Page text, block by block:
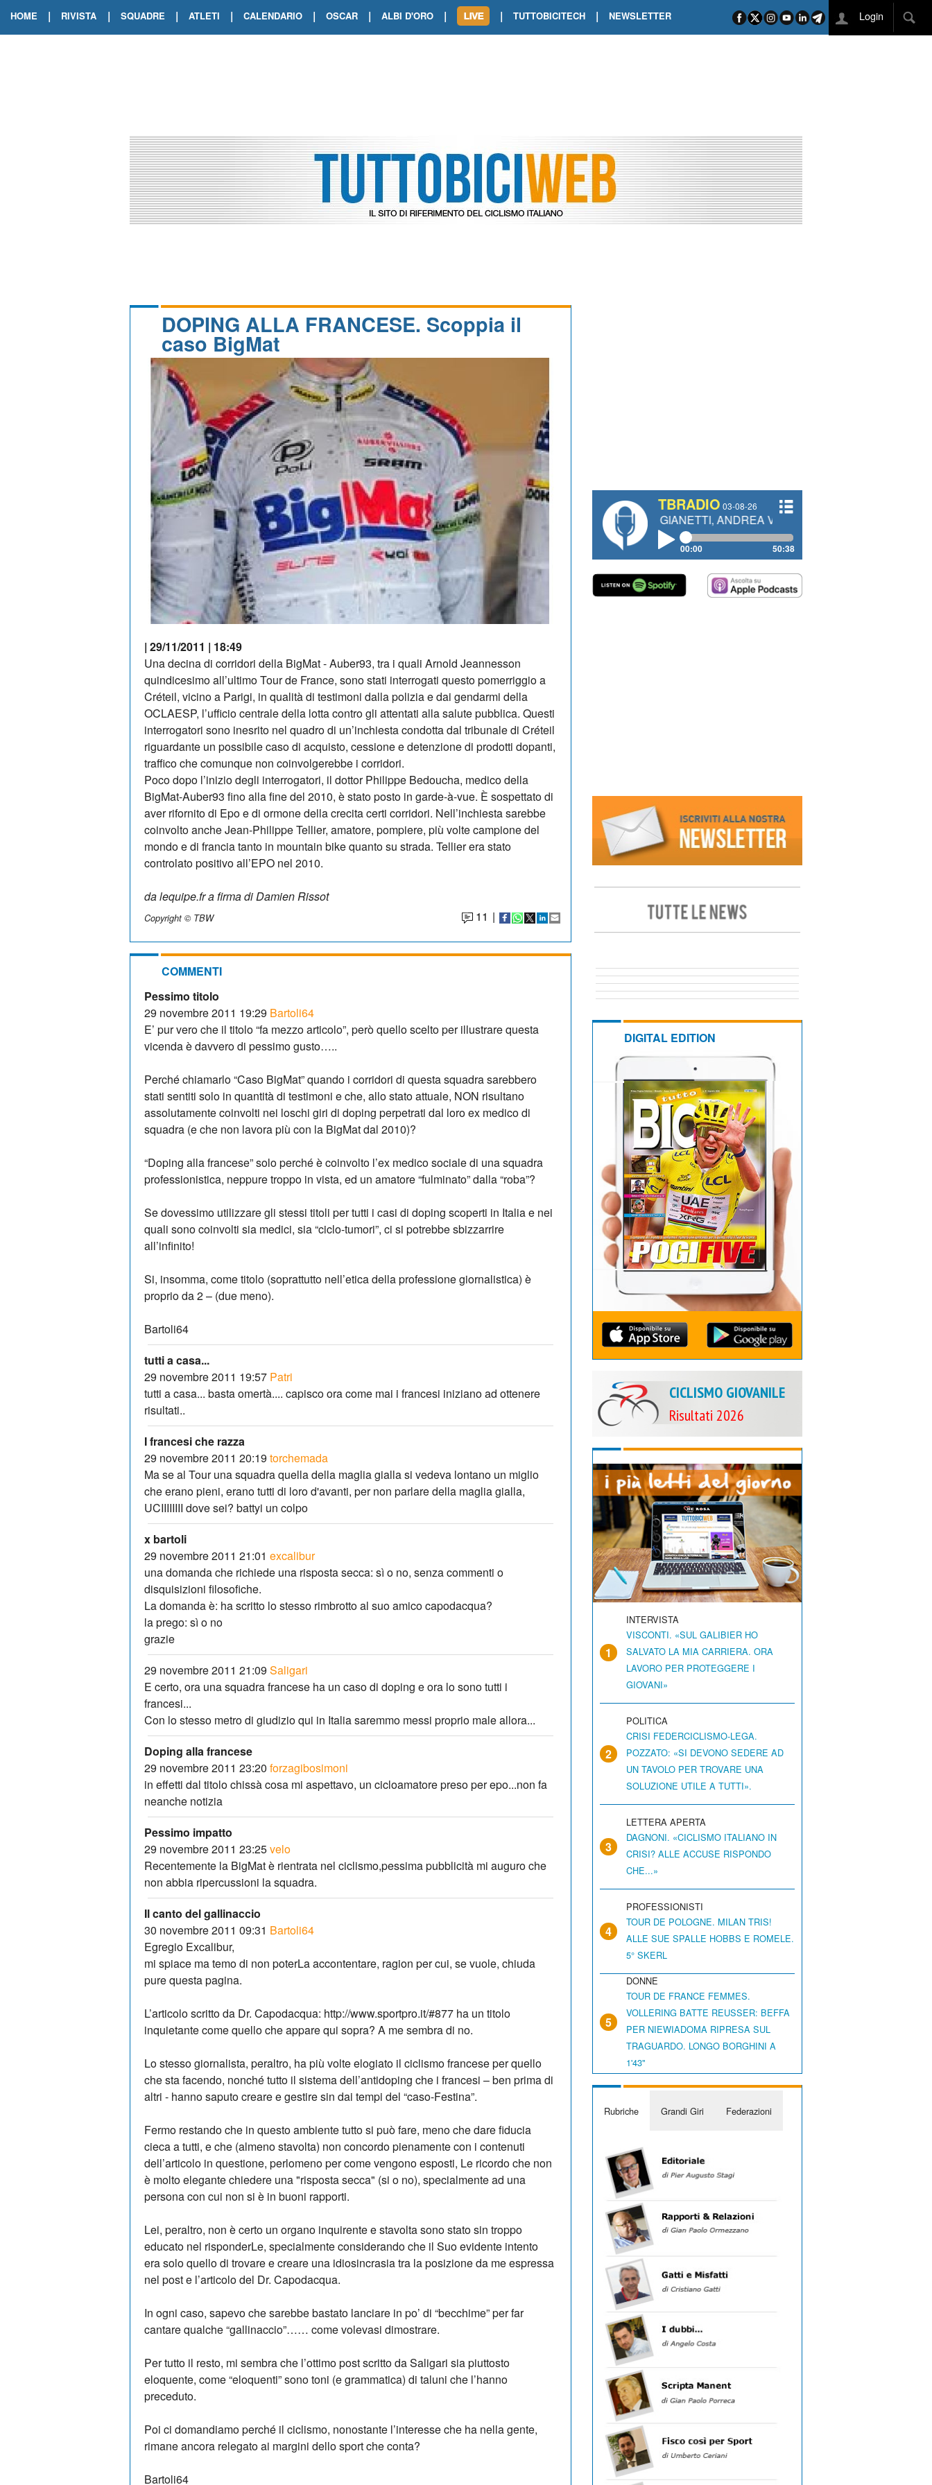
HOME | RIVISTA | SQUADRE | ATLETI | CALENDARIO | OSCAR | ALBI D'ORO |
TOUR DE FRANCE. ORCIERES-MERLETTE INCORONA CARAPAZ
TOUR DE FRANCE. A VOIRON TRIONFO DI PHILIPSEN SU SCHMID E KOOIJ
| TUTTOBICITECH | NEWSLETTER Login
DOPING ALLA FRANCESE. Scoppia il
caso BigMat
| 29/11/2011 | 18:49
Una decina di corridori della BigMat - Auber93, tra i quali Arnold Jeannesson
quindicesimo all’ultimo Tour de France, sono stati interrogati questo pomerriggio a
Créteil, vicino a Parigi, in qualità di testimoni dalla polizia e dai gendarmi della
OCLAESP, l’ufficio centrale della lotta contro gli attentati alla salute pubblica. Questi
interrogatori sono inesrito nel quadro di un’inchiesta condotta dal tribunale di Créteil
riguardante un possibile caso di acquisto, cessione e detenzione di prodotti dopanti,
traffico che comunque non coinvolgerebbe i corridori.
Poco dopo l’inizio degli interrogatori, il dottor Philippe Bedoucha, medico della
BigMat-Auber93 fino alla fine del 2010, è stato posto in garde-à-vue. È sospettato di
aver rifornito di Epo e di ormone della crecita certi corridori. Nell’inchiesta sarebbe
coinvolto anche Jean-Philippe Tellier, amatore, pompiere, più volte campione del
mondo e di francia tanto in mountain bike quanto su strada. Tellier era stato
controlato positivo all’EPO nel 2010.
da lequipe.fr a firma di Damien Rissot
Copyright © TBW 11 |
COMMENTI
Pessimo titolo
29 novembre 2011 19:29 Bartoli64
E’ pur vero che il titolo “fa mezzo articolo”, però quello scelto per illustrare questa
vicenda è davvero di pessimo gusto…..
Perché chiamarlo “Caso BigMat” quando i corridori di questa squadra sarebbero
stati sentiti solo in quantità di testimoni e che, allo stato attuale, NON risultano
assolutamente coinvolti nei loschi giri di doping perpetrati dal loro ex medico di
squadra (e che non lavora più con la BigMat dal 2010)?
“Doping alla francese” solo perché è coinvolto l’ex medico sociale di una squadra
professionistica, neppure troppo in vista, ed un amatore “fulminato” dalla “roba”?
Se dovessimo utilizzare gli stessi titoli per tutti i casi di doping scoperti in Italia e nei
quali sono coinvolti sia medici, sia “ciclo-tumori”, ci si potrebbe sbizzarrire
all’infinito!
Si, insomma, come titolo (soprattutto nell’etica della professione giornalistica) è
proprio da 2 – (due meno).
Bartoli64
tutti a casa...
29 novembre 2011 19:57 Patri
tutti a casa... basta omertà.... capisco ora come mai i francesi iniziano ad ottenere
risultati..
I francesi che razza
29 novembre 2011 20:19 torchemada
Ma se al Tour una squadra quella della maglia gialla si vedeva lontano un miglio
che erano pieni, erano tutti di loro d'avanti, per non parlare della maglia gialla,
UCIIIIIIII dove sei? battyi un colpo
x bartoli
29 novembre 2011 21:01 excalibur
una domanda che richiede una risposta secca: sì o no, senza commenti o
disquisizioni filosofiche.
La domanda è: ha scritto lo stesso rimbrotto al suo amico capodacqua?
la prego: sì o no
grazie
29 novembre 2011 21:09 Saligari
E certo, ora una squadra francese ha un caso di doping e ora lo sono tutti i
francesi...
Con lo stesso metro di giudizio qui in Italia saremmo messi proprio male allora...
Doping alla francese
29 novembre 2011 23:20 forzagibosimoni
in effetti dal titolo chissà cosa mi aspettavo, un cicloamatore preso per epo...non fa
neanche notizia
Pessimo impatto
29 novembre 2011 23:25velo
Recentemente la BigMat è rientrata nel ciclismo,pessima pubblicità mi auguro che
non abbia ripercussioni la squadra.
Il canto del gallinaccio
30 novembre 2011 09:31 Bartoli64
Egregio Excalibur,
mi spiace ma temo di non poterLa accontentare, ragion per cui, se vuole, chiuda
pure questa pagina.
L’articolo scritto da Dr. Capodacqua: http://www.sportpro.it/#877 ha un titolo
inquietante come quello che appare qui sopra? A me sembra di no.
Lo stesso giornalista, peraltro, ha più volte elogiato il ciclismo francese per quello
che sta facendo, nonché tutto il sistema dell’antidoping che i francesi – ben prima di
altri - hanno saputo creare e gestire sin dai tempi del “caso-Festina”.
Fermo restando che in questo ambiente tutto si può fare, meno che dare fiducia
cieca a tutti, e che (almeno stavolta) non concordo pienamente con i contenuti
dell’articolo in questione, perlomeno per come vengono esposti, Le ricordo che non
è molto elegante chiedere una "risposta secca" (si o no), specialmente ad una
persona con cui non si è in buoni rapporti.
Lei, peraltro, non è certo un organo inquirente e stavolta sono stato sin troppo
educato nel risponderLe, specialmente considerando che il Suo evidente intento
era solo quello di trovare e creare una idiosincrasia tra la posizione da me espressa
nel post e l’articolo del Dr. Capodacqua.
In ogni caso, sapevo che sarebbe bastato lanciare in po’ di “becchime” per far
cantare qualche “gallinaccio”…… come volevasi dimostrare.
Per tutto il resto, mi sembra che l’ottimo post scritto da Saligari sia piuttosto
eloquente, come “eloquenti” sono toni (e grammatica) di taluni che l’hanno
preceduto.
Poi ci domandiamo perché il ciclismo, nonostante l’interesse che ha nella gente,
rimane ancora relegato ai margini dello sport che conta?
Bartoli64
TBRADIO 03-08-26
#334 CHARLY WEGELIUS, MAURO GIANETTI, ANDREA VENDRAME, FILIPPO FIORELLI
00:00 50:38
DIGITAL EDITION
CICLISMO GIOVANILE
Risultati 2026
1
INTERVISTA
VISCONTI. «SUL GALIBIER HO
SALVATO LA MIA CARRIERA. ORA
LAVORO PER PROTEGGERE I
GIOVANI»
2
POLITICA
CRISI FEDERCICLISMO-LEGA.
POZZATO: «SI DEVONO SEDERE AD
UN TAVOLO PER TROVARE UNA
SOLUZIONE UTILE A TUTTI».
3
LETTERA APERTA
DAGNONI. «CICLISMO ITALIANO IN
CRISI? ALLE ACCUSE RISPONDO
CHE...»
4
PROFESSIONISTI
TOUR DE POLOGNE. MILAN TRIS!
ALLE SUE SPALLE HOBBS E ROMELE.
5° SKERL
5
DONNE
TOUR DE FRANCE FEMMES.
VOLLERING BATTE REUSSER: BEFFA
PER NIEWIADOMA RIPRESA SUL
TRAGUARDO. LONGO BORGHINI A
1'43"
Rubriche Grandi Giri Federazioni